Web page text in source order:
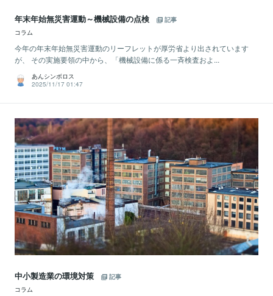
年末年始無災害運動～機械設備の点検
記事
コラム
今年の年末年始無災害運動のリーフレットが厚労省より出されています
が、 その実施要領の中から、「機械設備に係る一斉検査およ...
あんシンボロス
2025/11/17 01:47
中小製造業の環境対策
記事
コラム